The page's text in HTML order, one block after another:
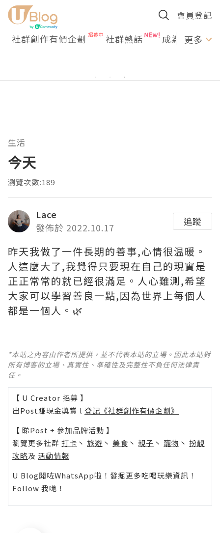
會員登記
社群創作有價企劃 社群熱話 成為U更多
生活
今天
瀏覽次數:189
Lace
發佈於 2022.10.17
追蹤
昨天我做了一件長期的善事,心情很温暖。
人這麼大了,我覺得只要現在自己的現實是
正正常常的就已經很滿足。人心難測,希望
大家可以學習善良一點,因為世界上每個人
都是一個人。🌿
*本站之內容由作者所提供，並不代表本站的立場。因此本站對
所有博客的立場、真實性、準確性及完整性不負任何法律責
任。
【 U Creator 招募 】
出Post賺現金獎賞 l 登記《社群創作有價企劃》
【 睇Post + 參加品牌活動 】
瀏覽更多社群 打卡 丶 旅遊 丶 美食 丶 親子 丶 寵物 丶 扮靚
攻略及 活動情報
U Blog開咗WhatsApp啦！發掘更多吃喝玩樂資訊！
Follow 我哋 ！